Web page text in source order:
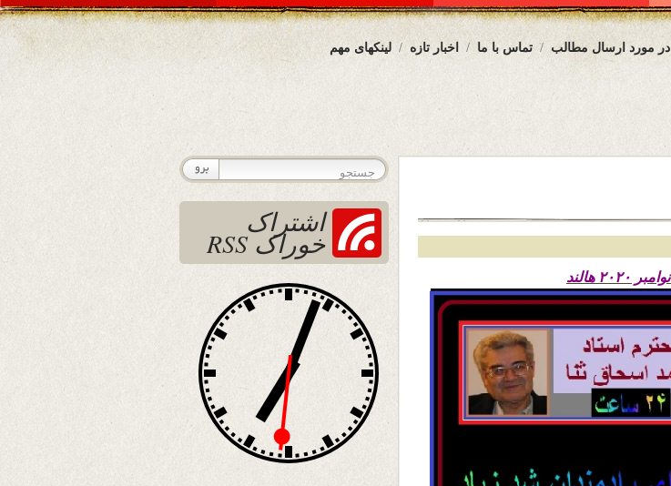
لینکهای مهم اخبار تازه تماس با ما در مورد ارسال مطالب
اشتراک
خوراک RSS